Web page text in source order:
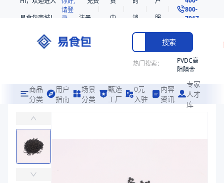
易食包商城！
请登
录
注册
中
消
息
服
务
800-
7017
搜索
热门搜索：
PVDC高
阻隔金
共挤热
收缩袋
商品
分类
用户
指南
场景
分类
甄选
工厂
0元
入驻
内容
资讯
专家
人才
库
易食包（EPAK）专注于狗粮盒包装，提供详尽的规格参数、实物图片
￥0.2449
商品参数
商品分类